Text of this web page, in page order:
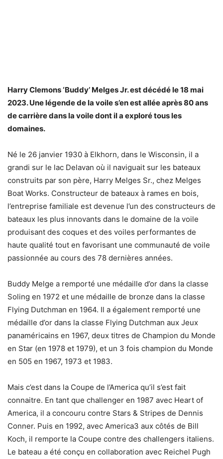
Harry Clemons ‘Buddy’ Melges Jr. est décédé le 18 mai
2023. Une légende de la voile s’en est allée après 80 ans
de carrière dans la voile dont il a exploré tous les
domaines.
Né le 26 janvier 1930 à Elkhorn, dans le Wisconsin, il a
grandi sur le lac Delavan où il naviguait sur les bateaux
construits par son père, Harry Melges Sr., chez Melges
Boat Works. Constructeur de bateaux à rames en bois,
l’entreprise familiale est devenue l’un des constructeurs de
bateaux les plus innovants dans le domaine de la voile
produisant des coques et des voiles performantes de
haute qualité tout en favorisant une communauté de voile
passionnée au cours des 78 dernières années.
Buddy Melge a remporté une médaille d’or dans la classe
Soling en 1972 et une médaille de bronze dans la classe
Flying Dutchman en 1964. Il a également remporté une
médaille d’or dans la classe Flying Dutchman aux Jeux
panaméricains en 1967, deux titres de Champion du Monde
en Star (en 1978 et 1979), et un 3 fois champion du Monde
en 505 en 1967, 1973 et 1983.
Mais c’est dans la Coupe de l’America qu’il s’est fait
connaitre. En tant que challenger en 1987 avec Heart of
America, il a concouru contre Stars & Stripes de Dennis
Conner. Puis en 1992, avec America3 aux côtés de Bill
Koch, il remporte la Coupe contre des challengers italiens.
Le bateau a été conçu en collaboration avec Reichel Pugh